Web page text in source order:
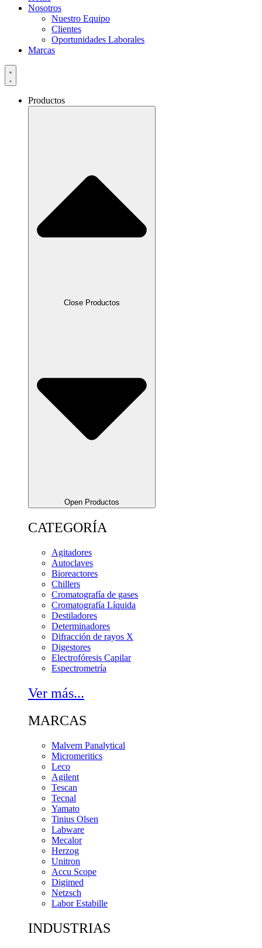
Nosotros
Nuestro Equipo
Clientes
Oportunidades Laborales
Marcas
Productos
Close Productos
Open Productos
CATEGORÍA
Agitadores
Autoclaves
Bioreactores
Chillers
Cromatografía de gases
Cromatografía Líquida
Destiladores
Determinadores
Difracción de rayos X
Digestores
Electrofóresis Capilar
Espectrometría
Ver más...
MARCAS
Malvern Panalytical
Micromeritics
Leco
Agilent
Tescan
Tecnal
Yamato
Tinius Olsen
Labware
Mecalor
Herzog
Unitron
Accu Scope
Digimed
Netzsch
Labor Estabille
INDUSTRIAS